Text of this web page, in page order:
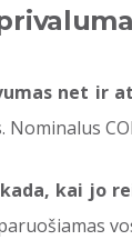
net ir
kai jo